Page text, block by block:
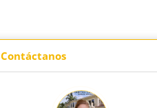
Contáctanos